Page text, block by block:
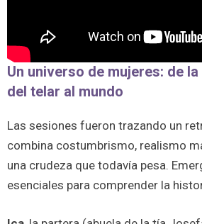
Un universo de mujeres: de
del telar al mundo
Las sesiones fueron trazando un
combina costumbrismo, realismo
una crudeza que todavía pesa.
esenciales para comprender la